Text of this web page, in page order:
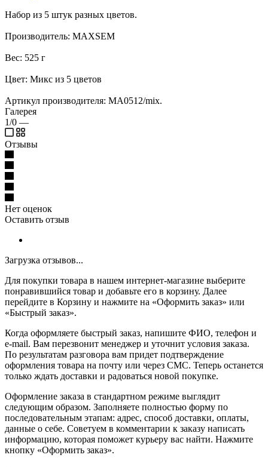
Набор из 5 штук разных цветов.
Производитель: MAXSEM
Вес: 525 г
Цвет: Микс из 5 цветов
Артикул производителя: MA0512/mix.
Галерея
1/0 —
Отзывы
Нет оценок
Оставить отзыв
Загрузка отзывов...
Для покупки товара в нашем интернет-магазине выберите
понравившийся товар и добавьте его в корзину. Далее
перейдите в Корзину и нажмите на «Оформить заказ» или
«Быстрый заказ».
Когда оформляете быстрый заказ, напишите ФИО, телефон и
e-mail. Вам перезвонит менеджер и уточнит условия заказа.
По результатам разговора вам придет подтверждение
оформления товара на почту или через СМС. Теперь останется
только ждать доставки и радоваться новой покупке.
Оформление заказа в стандартном режиме выглядит
следующим образом. Заполняете полностью форму по
последовательным этапам: адрес, способ доставки, оплаты,
данные о себе. Советуем в комментарии к заказу написать
информацию, которая поможет курьеру вас найти. Нажмите
кнопку «Оформить заказ».